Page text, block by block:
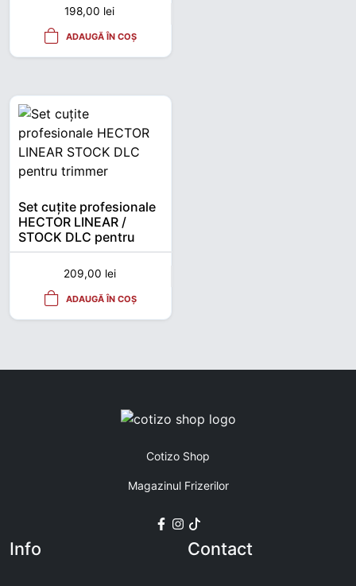
198,00 lei
ADAUGĂ ÎN COȘ
Set cuțite profesionale
HECTOR LINEAR /
STOCK DLC pentru
trimmer
209,00 lei
ADAUGĂ ÎN COȘ
Cotizo Shop
Magazinul Frizerilor
Info Contact